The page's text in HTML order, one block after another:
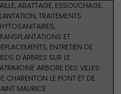
ABATTAGE, ESSOUCHAGE,
TRAITEMENTS
ET
ENTRETIEN DE
D'ARBRES SUR LE
ARBORE DES VILLES
CHARENTON LE PONT ET DE
MAURICE